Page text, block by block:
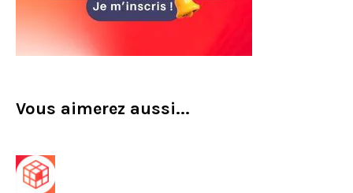
Vous aimerez aussi...